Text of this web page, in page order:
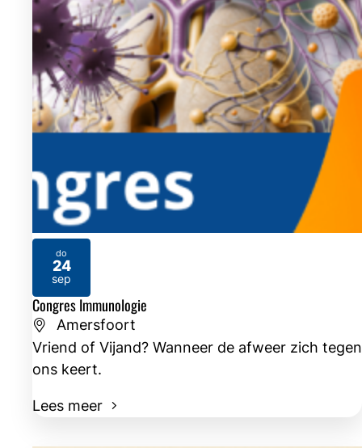
Congres Immunologie
Amersfoort
Vriend of Vijand? Wanneer de afweer zich tegen
ons keert.
Lees meer
do
24
sep
2026